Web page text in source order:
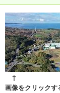
↑
画像をクリックす